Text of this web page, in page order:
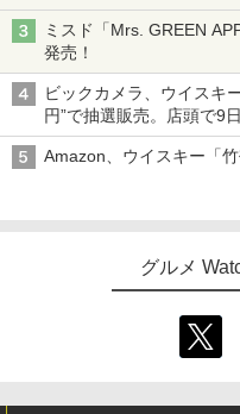
ミスド「Mrs. GREEN
発売！
ビックカメラ、ウイスキ
円”で抽選販売。店頭で9
Amazon、ウイスキー「
グルメ